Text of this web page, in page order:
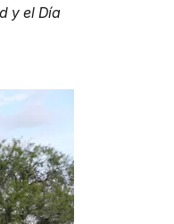
y el Día